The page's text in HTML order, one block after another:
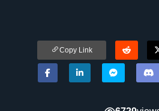
Copy Link